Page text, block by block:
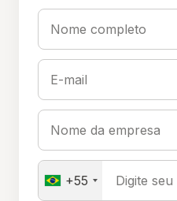
Nome completo
E-mail
Nome da empresa
+55 Digite